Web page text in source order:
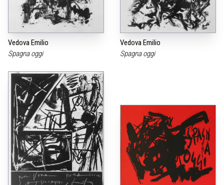
Vedova Emilio
Spagna oggi
Vedova Emilio
Spagna oggi